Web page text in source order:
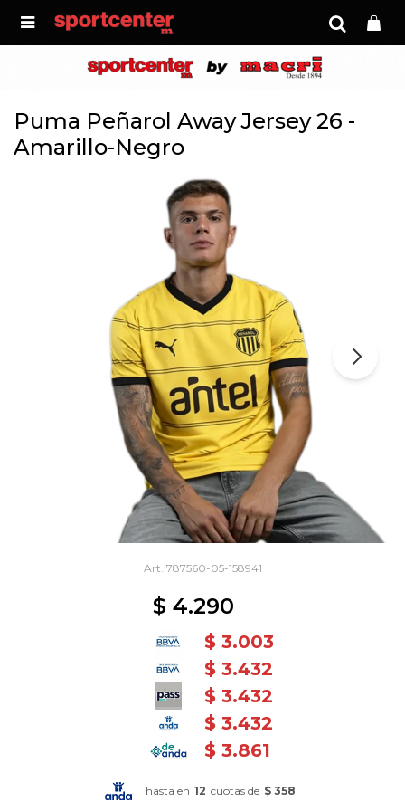

Puma Peñarol Away Jersey 26 -
Amarillo-Negro
787560-05-158941
$ 4.290
$ 3.003
$ 3.432
$ 3.432
$ 3.432
$ 3.861
hasta en 12 cuotas de $ 358